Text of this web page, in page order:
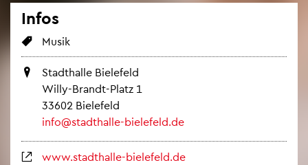
Infos
Musik
Stadt­hal­le Bie­le­feld
Willy-Brandt-Platz 1
33602 Bie­le­feld
info@​stadthalle-​bielefeld.​de
www.​stadthalle-​bielefeld.​de